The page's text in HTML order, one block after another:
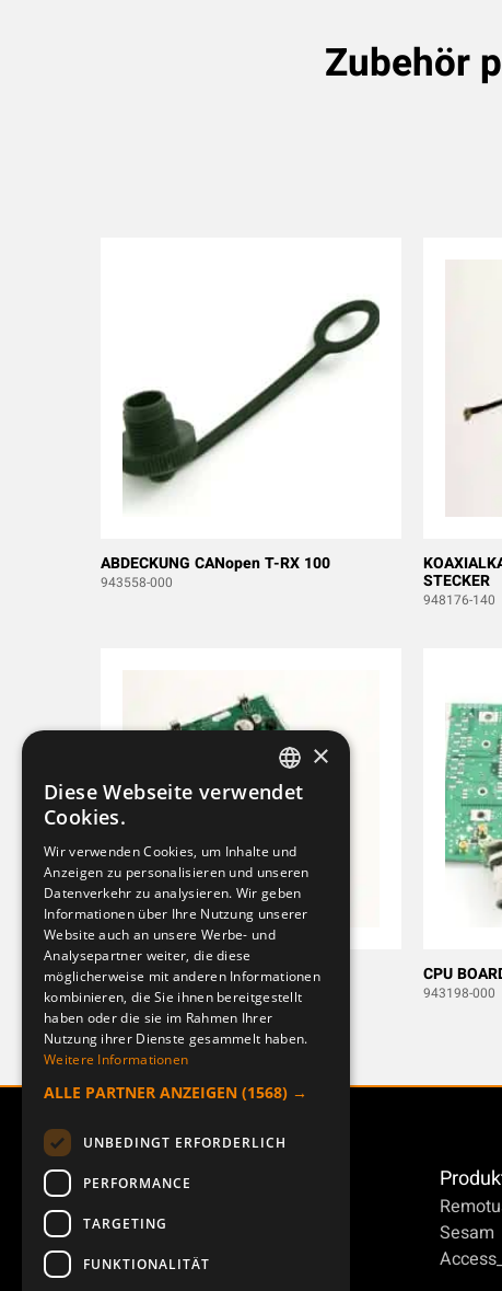
Zubehör
ABDECKUNG CANopen T-RX 100
943558-000 STECKER
948176-140
CPU KORT I/O 2.4 T-RX 100
947741-000
CPU
943198-000
Sesam
SWEDISH
DEUTSCH
×
Diese Webseite verwendet
Cookies.
Wir verwenden Cookies, um Inhalte und
Anzeigen zu personalisieren und unseren
Datenverkehr zu analysieren. Wir geben
Informationen über Ihre Nutzung unserer
Website auch an unsere Werbe- und
Analysepartner weiter, die diese
möglicherweise mit anderen Informationen
kombinieren, die Sie ihnen bereitgestellt
haben oder die sie im Rahmen Ihrer
Nutzung ihrer Dienste gesammelt haben.
Weitere Informationen
ALLE PARTNER ANZEIGEN (1568) →
UNBEDINGT ERFORDERLICH
PERFORMANCE
TARGETING
FUNKTIONALITÄT